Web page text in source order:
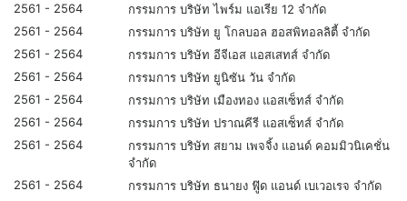
2561 - 2564
กรรมการ บริษัท ไพร์ม แอเรีย 12 จำกัด
2561 - 2564
กรรมการ บริษัท ยู โกลบอล ฮอสพิทอลลิตี้ จำกัด
2561 - 2564
กรรมการ บริษัท อีจีเอส แอสเสทส์ จำกัด
2561 - 2564
กรรมการ บริษัท ยูนิซัน วัน จำกัด
2561 - 2564
กรรมการ บริษัท เมืองทอง แอสเซ็ทส์ จำกัด
2561 - 2564
กรรมการ บริษัท ปราณคีรี แอสเซ็ทส์ จำกัด
2561 - 2564
กรรมการ บริษัท สยาม เพจจิ้ง แอนด์ คอมมิวนิเคชั่น
จำกัด
2561 - 2564
กรรมการ บริษัท ธนายง ฟู๊ด แอนด์ เบเวอเรจ จำกัด